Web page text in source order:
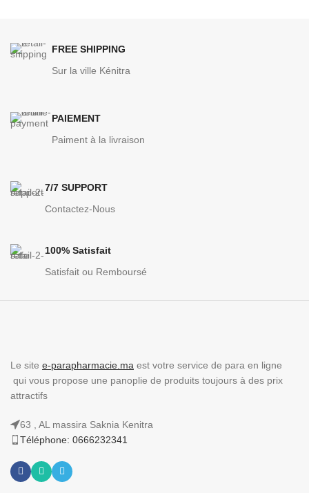
FREE SHIPPING
Sur la ville Kénitra
PAIEMENT
Paiment à la livraison
7/7 SUPPORT
Contactez-Nous
100% Satisfait
Satisfait ou Remboursé
Le site e-parapharmacie.ma est votre service de para en ligne
qui vous propose une panoplie de produits toujours à des prix
attractifs
63 , AL massira Saknia Kenitra
Téléphone: 0666232341